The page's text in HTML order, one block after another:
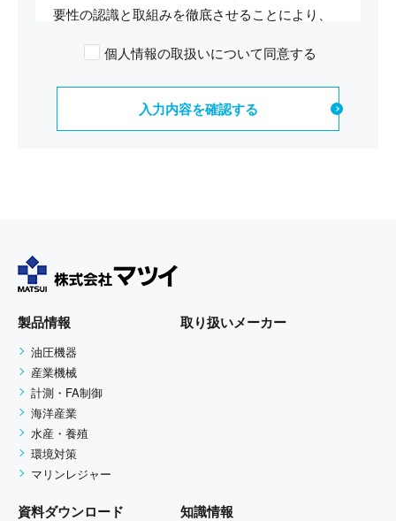
要性の認識と取組みを徹底させることにより、
当社は、お客さまの個人情報を正確かつ最新の
状態に保ち、個人情報への不正アクセス・紛
個人情報の利用目的
お客さまからお預かりした個人情報は、当社か
らのご連絡や業務のご案内やご質問に対する回
たします。
個人情報の第三者への開示・提供
当社は、お客さまよりお預かりした個人情報を
適切に管理し、お客さまの同意がある場合、ま
たは、お客さまが希望されるサービスを行なう
ために当社が業務を委託する業者に対して開示
個人情報の取扱いについて同意する
製品情報
油圧機器
産業機械
計測・FA制御
海洋産業
水産・養殖
環境対策
マリンレジャー
取り扱いメーカー
資料ダウンロード 知識情報